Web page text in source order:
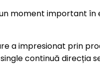
moment important
a impresionat prin
continuă